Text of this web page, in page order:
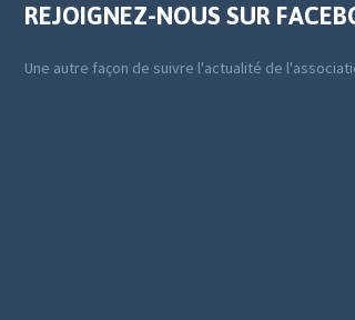
REJOIGNEZ-NOUS SUR
Une autre façon de suivre l'actualité de